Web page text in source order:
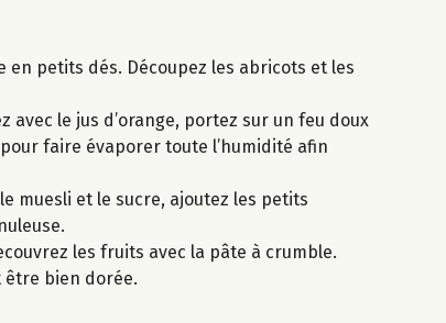
petits dés. Découpez les abricots et les
avec le jus d’orange, portez sur un feu doux
faire évaporer toute l’humidité afin
muesli et le sucre, ajoutez les petits
les fruits avec la pâte à crumble.
être bien dorée.